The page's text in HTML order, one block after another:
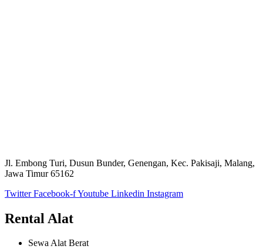
Jl. Embong Turi, Dusun Bunder, Genengan, Kec. Pakisaji, Malang,
Jawa Timur 65162
Twitter Facebook-fYoutube Linkedin Instagram
Rental Alat
Sewa Alat Berat